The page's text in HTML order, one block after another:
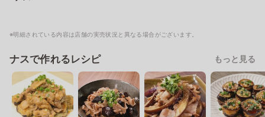
※明細されている内容は店舗の実売状況と異なる場合がございます。
ナスで作れるレシピ もっと見る